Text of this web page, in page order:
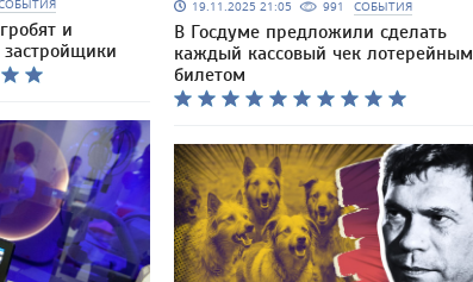
и
19.11.2025 21:05 991 СОБЫТИЯ
В Госдуме предложили сделать
каждый кассовый чек лотерейным
билетом